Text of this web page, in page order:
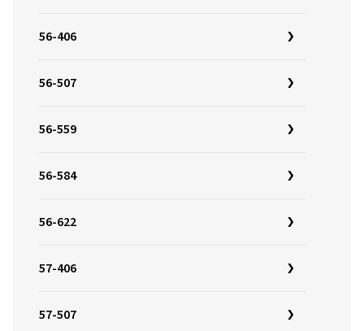
56-406
56-507
56-559
56-584
56-622
57-406
57-507